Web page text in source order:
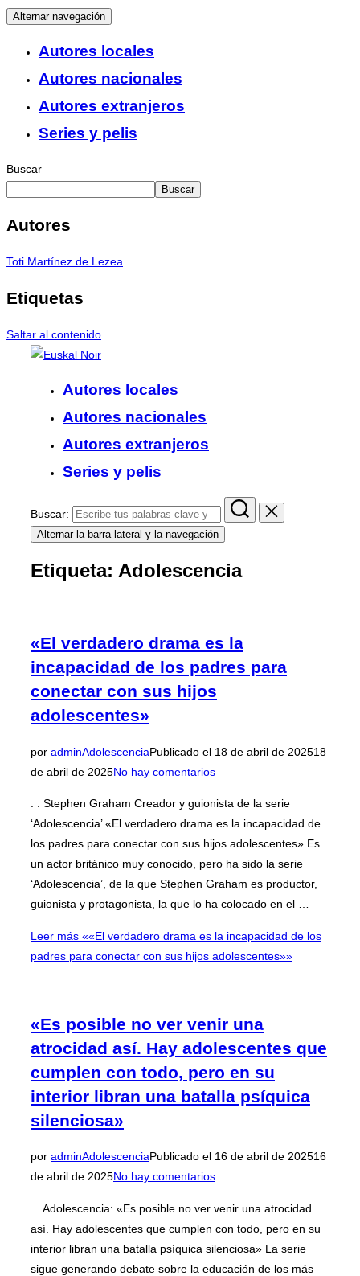
Alternar navegación
Autores locales
Autores nacionales
Autores extranjeros
Series y pelis
Buscar
Buscar
Autores
Toti Martínez de Lezea
Etiquetas
Saltar al contenido
Autores locales
Autores nacionales
Autores extranjeros
Series y pelis
Buscar:
Alternar la barra lateral y la navegación
Etiqueta: Adolescencia
«El verdadero drama es la
incapacidad de los padres para
conectar con sus hijos
adolescentes»
por adminAdolescenciaPublicado el 18 de abril de 202518
de abril de 2025No hay comentarios
. . Stephen Graham Creador y guionista de la serie
‘Adolescencia’ «El verdadero drama es la incapacidad de
los padres para conectar con sus hijos adolescentes» Es
un actor británico muy conocido, pero ha sido la serie
‘Adolescencia’, de la que Stephen Graham es productor,
guionista y protagonista, la que lo ha colocado en el …
Leer más ««El verdadero drama es la incapacidad de los
padres para conectar con sus hijos adolescentes»»
«Es posible no ver venir una
atrocidad así. Hay adolescentes que
cumplen con todo, pero en su
interior libran una batalla psíquica
silenciosa»
por adminAdolescenciaPublicado el 16 de abril de 202516
de abril de 2025No hay comentarios
. . Adolescencia: «Es posible no ver venir una atrocidad
así. Hay adolescentes que cumplen con todo, pero en su
interior libran una batalla psíquica silenciosa» La serie
sigue generando debate sobre la educación de los más